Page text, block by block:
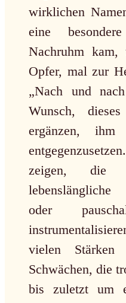
wirklichen
eine
Nachruhm
Opfer, mal zur
„Nach und
Wunsch,
ergänzen,
zeigen, die
oder
vielen
Schwächen, die
bis zuletzt um